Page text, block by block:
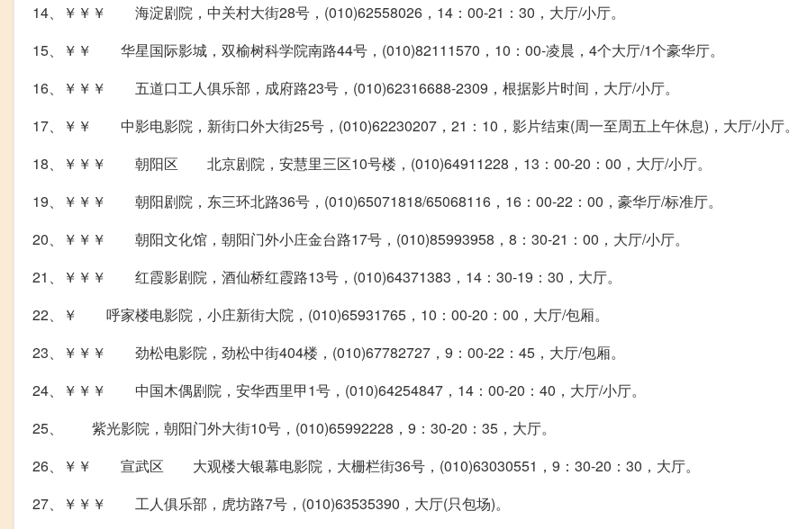
14、￥￥￥ 海淀剧院，中关村大街28号，(010)62558026，14：00-21：30，大厅/小厅。
15、￥￥ 华星国际影城，双榆树科学院南路44号，(010)82111570，10：00-凌晨，4个大厅/1个豪华厅。
16、￥￥￥ 五道口工人俱乐部，成府路23号，(010)62316688-2309，根据影片时间，大厅/小厅。
17、￥￥ 中影电影院，新街口外大街25号，(010)62230207，21：10，影片结束(周一至周五上午休息)，大厅/小厅。
18、￥￥￥ 朝阳区 北京剧院，安慧里三区10号楼，(010)64911228，13：00-20：00，大厅/小厅。
19、￥￥￥ 朝阳剧院，东三环北路36号，(010)65071818/65068116，16：00-22：00，豪华厅/标准厅。
20、￥￥￥ 朝阳文化馆，朝阳门外小庄金台路17号，(010)85993958，8：30-21：00，大厅/小厅。
21、￥￥￥ 红霞影剧院，酒仙桥红霞路13号，(010)64371383，14：30-19：30，大厅。
22、￥ 呼家楼电影院，小庄新街大院，(010)65931765，10：00-20：00，大厅/包厢。
23、￥￥￥ 劲松电影院，劲松中街404楼，(010)67782727，9：00-22：45，大厅/包厢。
24、￥￥￥ 中国木偶剧院，安华西里甲1号，(010)64254847，14：00-20：40，大厅/小厅。
25、 紫光影院，朝阳门外大街10号，(010)65992228，9：30-20：35，大厅。
26、￥￥ 宣武区 大观楼大银幕电影院，大栅栏街36号，(010)63030551，9：30-20：30，大厅。
27、￥￥￥ 工人俱乐部，虎坊路7号，(010)63535390，大厅(只包场)。